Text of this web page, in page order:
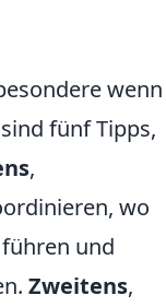
wenn
fünf Tipps,
,
wo
und
Zweitens,